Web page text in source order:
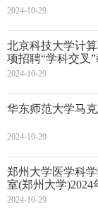
2024-10-29
北京科技大学计
项招聘“学科交叉
2024-10-29
华东师范大学马
2024-10-29
郑州大学医学科
室(郑州大学)2024
2024-10-29